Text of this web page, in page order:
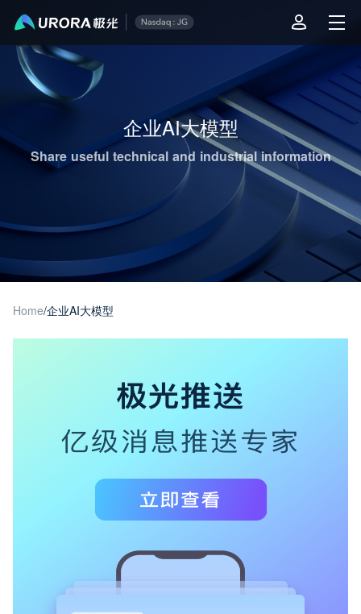
企业AI大模型
Share useful technical and industrial information
Home/企业AI大模型